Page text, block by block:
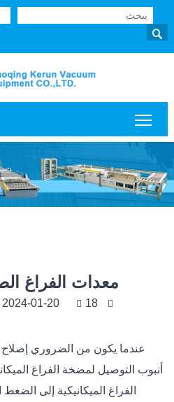

معدات الفراغ
2024-01-20 18
عندما يكون من الضروري
أنبوب التوصيل لمضخة الفراغ
الفراغ الميكانيكية إلى